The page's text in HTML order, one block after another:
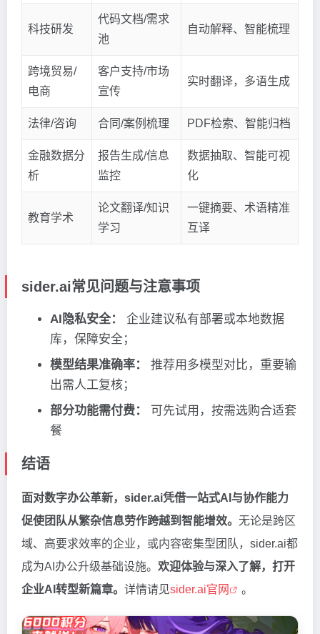
科技研发
代码文档/需求
池
自动解释、智能梳理
跨境贸易/
电商
客户支持/市场
宣传
实时翻译，多语生成
法律/咨询 合同/案例梳理 PDF检索、智能归档
金融数据分
析
报告生成/信息
监控
数据抽取、智能可视
化
教育学术
论文翻译/知识
学习
一键摘要、术语精准
互译
sider.ai常见问题与注意事项
AI隐私安全：
企业建议私有部署或本地数据
库，保障安全；
模型结果准确率：
推荐用多模型对比，重要输
出需人工复核；
部分功能需付费：
可先试用，按需选购合适套
餐
结语
面对数字办公革新，sider.ai凭借一站式AI与协作能力
促使团队从繁杂信息劳作跨越到智能增效。 无论是跨区
域、高要求效率的企业，或内容密集型团队，sider.ai都
成为AI办公升级基础设施。 欢迎体验与深入了解，打开
企业AI转型新篇章。 详情请见sider.ai官网 。